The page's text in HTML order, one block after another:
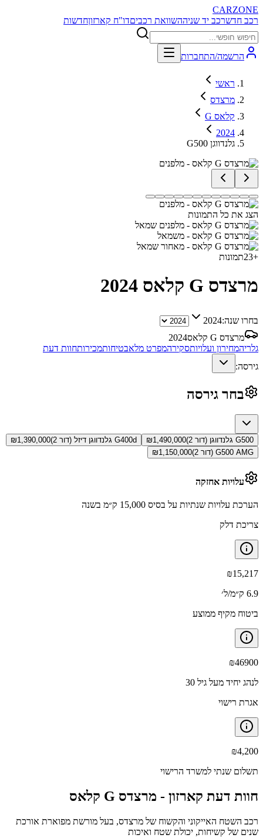
CARZONE
רכב חדשרכב יד שניההשוואת רכביםדו"ח קארזוןחדשות
הרשמה/התחברות
ראשי
מרצדס
G קלאס
2024
G500 גלנדווגן
הצג את כל התמונות
+
23תמונות
מרצדס G קלאס 2024
בחרו שנה:2024
מרצדס G קלאס
2024
גלריהמחירון ועלויותסקירהמפרט מלאבטיחותמכירותחוות דעת
גירסה:
בחר גירסה
G500 גלנדווגן (דור 2) ₪1,490,000 G400d גלנדווגן דיזל (דור 2) ₪1,390,000
G500 AMG (דור 2)
₪1,150,000
עלויות אחזקה
הערכת עלויות שנתיות על בסיס 15,000 ק״מ בשנה
צריכת דלק
₪15,217
6.9 ק״מ/ל׳
ביטוח מקיף ממוצע
₪46900
לנהג יחיד מעל גיל 30
אגרת רישוי
₪4,200
תשלום שנתי למשרד הרישוי
חוות דעת קארזון - מרצדס G קלאס
רכב השטח האייקוני והקשוח של מרצדס, בעל מורשת מפוארת אורכת
שנים של קשיחות, יכולת שטח ואיכות